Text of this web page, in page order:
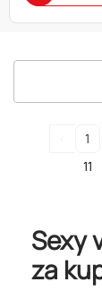
1
11
Sexy
za